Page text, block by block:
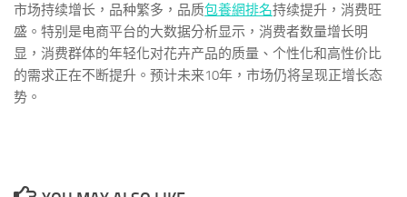
市场持续增长，品种繁多，品质包養網排名持续提升，消费旺
盛。特别是电商平台的大数据分析显示，消费者数量增长明
显，消费群体的年轻化对花卉产品的质量、个性化和高性价比
的需求正在不断提升。预计未来10年，市场仍将呈现正增长态
势。